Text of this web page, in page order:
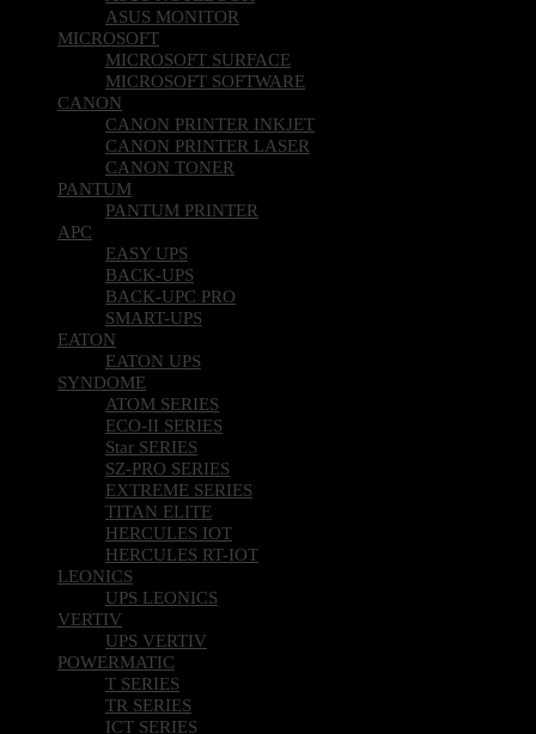
ASUS MONITOR
MICROSOFT
MICROSOFT SURFACE
MICROSOFT SOFTWARE
CANON
CANON PRINTER INKJET
CANON PRINTER LASER
CANON TONER
PANTUM
PANTUM PRINTER
APC
EASY UPS
BACK-UPS
BACK-UPC PRO
SMART-UPS
EATON
EATON UPS
SYNDOME
ATOM SERIES
ECO-II SERIES
Star SERIES
SZ-PRO SERIES
EXTREME SERIES
TITAN ELITE
HERCULES IOT
HERCULES RT-IOT
LEONICS
UPS LEONICS
VERTIV
UPS VERTIV
POWERMATIC
T SERIES
TR SERIES
ICT SERIES